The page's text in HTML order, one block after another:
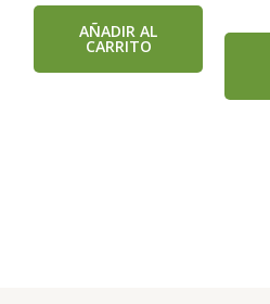
AÑADIR AL
CARRITO